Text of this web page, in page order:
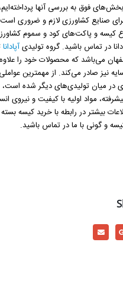
فوق به بررسی آنها
صنایع کشاورزی لازم و ضروری
کیسه و پاکت‌های کود و سموم
در تماس باشید. گروه تولیدیآپادانا
می‌باشد که محصولات خود را
نیز صادر می‌کند. از مهمترین
میان تولیدی‌های دیگر شده است،
مواد اولیه با کیفیت و نیروی
بیشتر در رابطه با خرید کیسه
و گونی با ما در تماس باشید.